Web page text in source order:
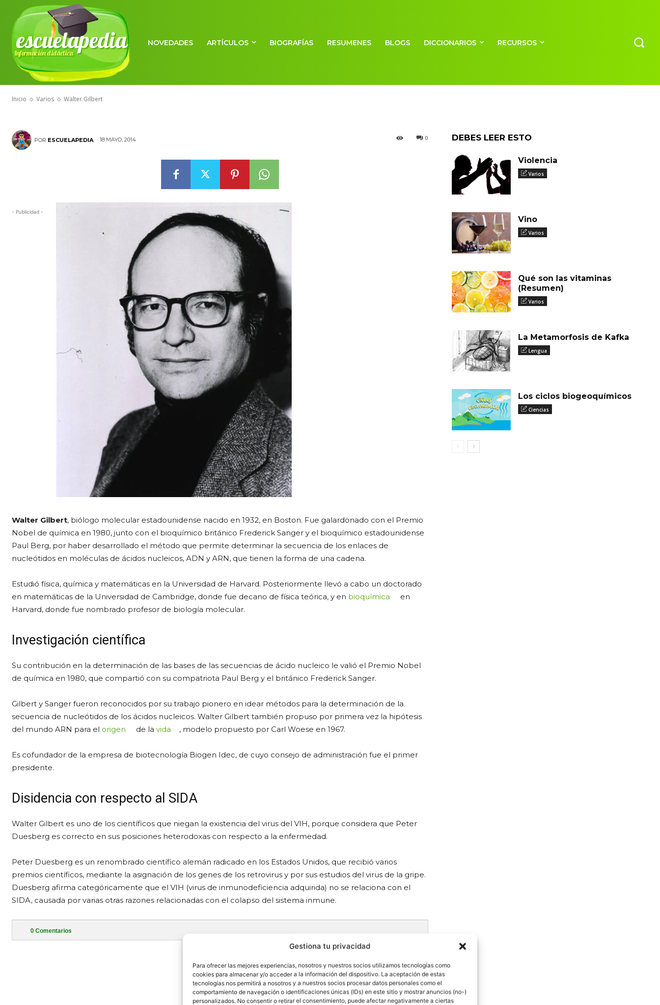
Gestiona tu privacidad
Para ofrecer las mejores experiencias, nosotros y nuestros socios utilizamos tecnologías como
cookies para almacenar y/o acceder a la información del dispositivo. La aceptación de estas
tecnologías nos permitirá a nosotros y a nuestros socios procesar datos personales como el
comportamiento de navegación o identificaciones únicas (IDs) en este sitio y mostrar anuncios (no-)
personalizados. No consentir o retirar el consentimiento, puede afectar negativamente a ciertas
escuelapedia
Información didáctica
NOVEDADES ARTÍCULOS BIOGRAFÍAS RESUMENES BLOGS DICCIONARIOS RECURSOS
Inicio Varios Walter Gilbert
VARIOS
Walter Gilbert
POR ESCUELAPEDIA 18 MAYO, 2014 0
- Publicidad -
Walter Gilbert, biólogo molecular estadounidense nacido en 1932, en Boston. Fue galardonado con el Premio
Nobel de química en 1980, junto con el bioquímico británico Frederick Sanger y el bioquímico estadounidense
Paul Berg, por haber desarrollado el método que permite determinar la secuencia de los enlaces de
nucleótidos en moléculas de ácidos nucleicos, ADN y ARN, que tienen la forma de una cadena.
Estudió física, química y matemáticas en la Universidad de Harvard. Posteriormente llevó a cabo un doctorado
en matemáticas de la Universidad de Cambridge, donde fue decano de física teórica, y en bioquímica
en
Harvard, donde fue nombrado profesor de biología molecular.
Investigación científica
Su contribución en la determinación de las bases de las secuencias de ácido nucleico le valió el Premio Nobel
de química en 1980, que compartió con su compatriota Paul Berg y el británico Frederick Sanger.
Gilbert y Sanger fueron reconocidos por su trabajo pionero en idear métodos para la determinación de la
secuencia de nucleótidos de los ácidos nucleicos. Walter Gilbert también propuso por primera vez la hipótesis
del mundo ARN para el origen de la vida , modelo propuesto por Carl Woese en 1967.
Es cofundador de la empresa de biotecnología Biogen Idec, de cuyo consejo de administración fue el primer
presidente.
Disidencia con respecto al SIDA
Walter Gilbert es uno de los científicos que niegan la existencia del virus del VIH, porque considera que Peter
Duesberg es correcto en sus posiciones heterodoxas con respecto a la enfermedad.
Peter Duesberg es un renombrado científico alemán radicado en los Estados Unidos, que recibió varios
premios científicos, mediante la asignación de los genes de los retrovirus y por sus estudios del virus de la gripe.
Duesberg afirma categóricamente que el VIH (virus de inmunodeficiencia adquirida) no se relaciona con el
SIDA, causada por varias otras razones relacionadas con el colapso del sistema inmune.
0 Comentarios
DEBES LEER ESTO
Violencia
Varios
Vino
Varios
Qué son las vitaminas
(Resumen)
Varios
La Metamorfosis de Kafka
Lengua
Los ciclos biogeoquímicos
Ciencias